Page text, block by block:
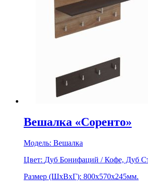
Вешалка «Соренто»
Модель: Вешалка
Цвет: Дуб Бонифаций / Кофе, Дуб
Размер (ШхВхГ): 800х570х245мм.